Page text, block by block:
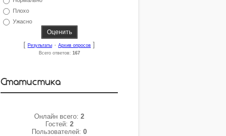
Плохо
Ужасно
[ Результаты · Архив опросов ]
Всего ответов: 167
Статистика
Онлайн всего: 2
Гостей: 2
Пользователей: 0